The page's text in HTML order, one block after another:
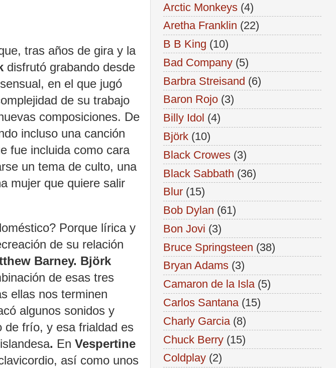
tras años de gira y la
disfrutó grabando desde
en el que jugó
de su trabajo
composiciones. De
incluso una canción
fue incluida como cara
un tema de culto, una
mujer que quiere salir
Porque lírica y
de su relación
Barney. Björk
de esas tres
ellas nos terminen
algunos sonidos y
de frío, y esa frialdad es
. En Vespertine
así como unos
Arctic Monkeys (4)
Aretha Franklin (22)
B B King (10)
Bad Company (5)
Barbra Streisand (6)
Baron Rojo (3)
Billy Idol (4)
Björk (10)
Black Crowes (3)
Black Sabbath (36)
Blur (15)
Bob Dylan (61)
Bon Jovi (3)
Bruce Springsteen (38)
Bryan Adams (3)
Camaron de la Isla (5)
Carlos Santana (15)
Charly Garcia (8)
Chuck Berry (15)
Coldplay (2)